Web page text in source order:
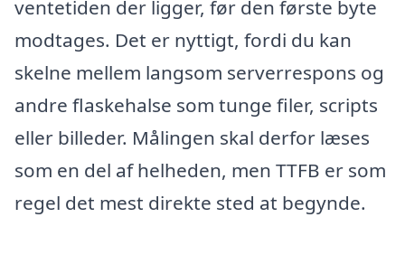
ventetiden der ligger, før den første byte
modtages. Det er nyttigt, fordi du kan
skelne mellem langsom serverrespons og
andre flaskehalse som tunge filer, scripts
eller billeder. Målingen skal derfor læses
som en del af helheden, men TTFB er som
regel det mest direkte sted at begynde.